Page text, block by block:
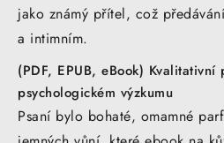
jako známý přítel, což
a intimním.
(PDF, EPUB, eBook)
psychologickém výzkumu
Psaní bylo bohaté, omamné